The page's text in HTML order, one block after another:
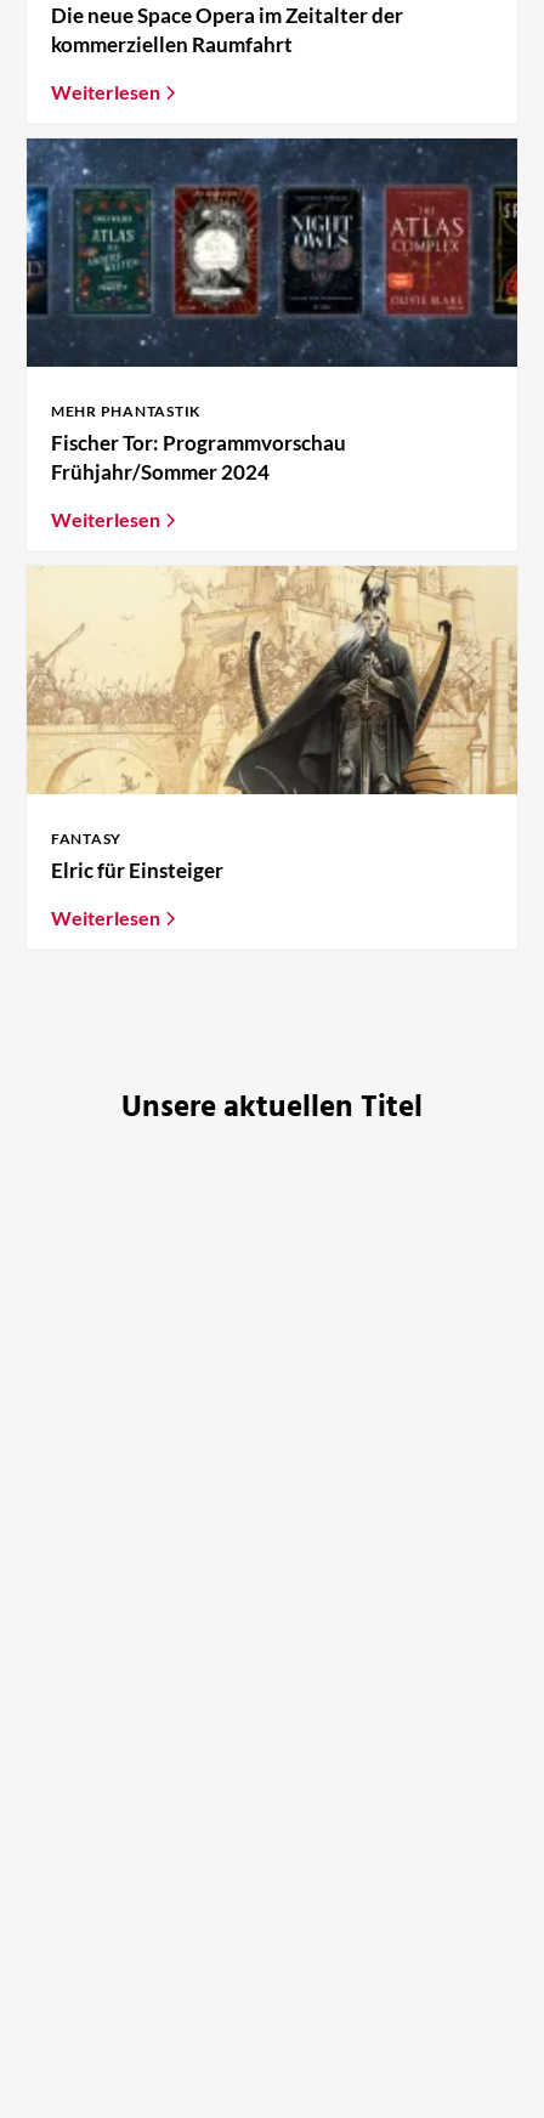
Die neue Space Opera im Zeitalter der
kommerziellen Raumfahrt
Weiterlesen
MEHR PHANTASTIK
Fischer Tor: Programmvorschau
Frühjahr/Sommer 2024
Weiterlesen
FANTASY
Elric für Einsteiger
Weiterlesen
Unsere aktuellen Titel